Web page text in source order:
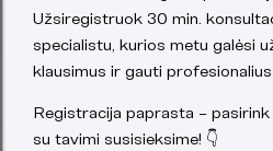
Užsiregistruok 30 min.
specialistu, kurios metu galėsi
klausimus ir gauti
Registracija paprasta –
su tavimi susisieksime! 👇